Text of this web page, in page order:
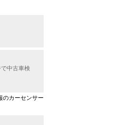
中古車検
のカーセンサー